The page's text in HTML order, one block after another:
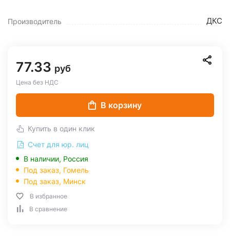
Производитель ДКС
77.33 руб
Цена без НДС
В корзину
Купить в один клик
Счет для юр. лиц
В наличии, Россия
Под заказ, Гомель
Под заказ, Минск
В избранное
В сравнение